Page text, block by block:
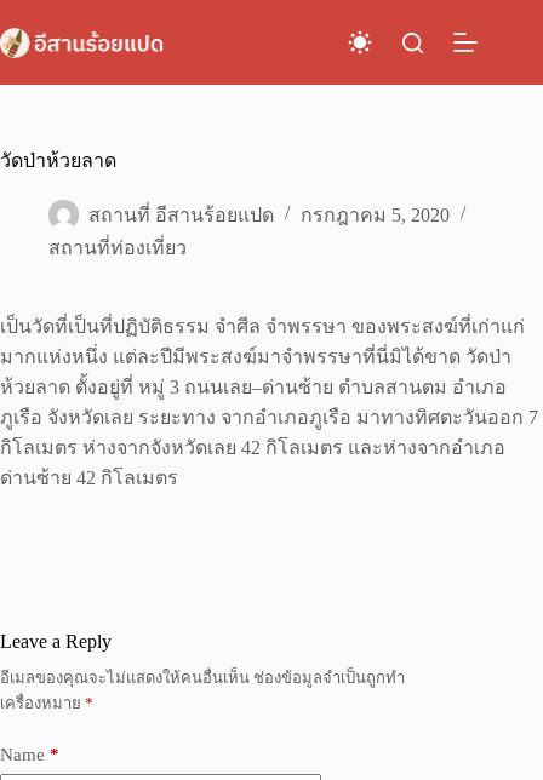
to
content
วัดป่าห้วยลาด
สถานที่ อีสานร้อยแปด
กรกฎาคม 5, 2020
สถานที่ท่องเที่ยว
เป็นวัดที่เป็นที่ปฏิบัติธรรม จำศีล จำพรรษา ของพระสงฆ์ที่เก่าแก่
มากแห่งหนึ่ง แต่ละปีมีพระสงฆ์มาจำพรรษาที่นี่มิได้ขาด วัดป่า
ห้วยลาด ตั้งอยู่ที่ หมู่ 3 ถนนเลย–ด่านซ้าย ตำบลสานตม อำเภอ
ภูเรือ จังหวัดเลย ระยะทาง จากอำเภอภูเรือ มาทางทิศตะวันออก 7
กิโลเมตร ห่างจากจังหวัดเลย 42 กิโลเมตร และห่างจากอำเภอ
ด่านซ้าย 42 กิโลเมตร
Leave a Reply
อีเมลของคุณจะไม่แสดงให้คนอื่นเห็น ช่องข้อมูลจำเป็นถูกทำ
เครื่องหมาย *
Name *